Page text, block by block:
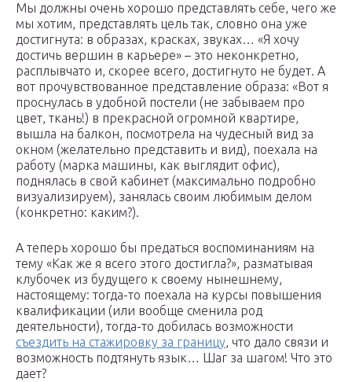
Мы должны очень хорошо представлять себе, чего же
мы хотим, представлять цель так, словно она уже
достигнута: в образах, красках, звуках… «Я хочу
достичь вершин в карьере» – это неконкретно,
расплывчато и, скорее всего, достигнуто не будет. А
вот прочувствованное представление образа: «Вот я
проснулась в удобной постели (не забываем про
цвет, ткань!) в прекрасной огромной квартире,
вышла на балкон, посмотрела на чудесный вид за
окном (желательно представить и вид), поехала на
работу (марка машины, как выглядит офис),
поднялась в свой кабинет (максимально подробно
визуализируем), занялась своим любимым делом
(конкретно: каким?).
А теперь хорошо бы предаться воспоминаниям на
тему «Как же я всего этого достигла?», разматывая
клубочек из будущего к своему нынешнему,
настоящему: тогда-то поехала на курсы повышения
квалификации (или вообще сменила род
деятельности), тогда-то добилась возможности
съездить на стажировку за границу, что дало связи и
возможность подтянуть язык… Шаг за шагом! Что это
дает?